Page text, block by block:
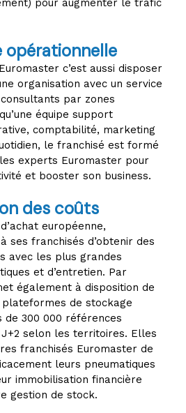
pour augmenter le trafic
opérationnelle
c’est aussi disposer
organisation avec un service
par zones
équipe support
comptabilité, marketing
le franchisé est formé
experts Euromaster pour
et booster son business.
des coûts
européenne,
ses franchisés d’obtenir des
avec les plus grandes
et d’entretien. Par
également à disposition de
de stockage
de 300 000 références
selon les territoires. Elles
franchisés Euromaster de
leurs pneumatiques
immobilisation financière
gestion de stock.